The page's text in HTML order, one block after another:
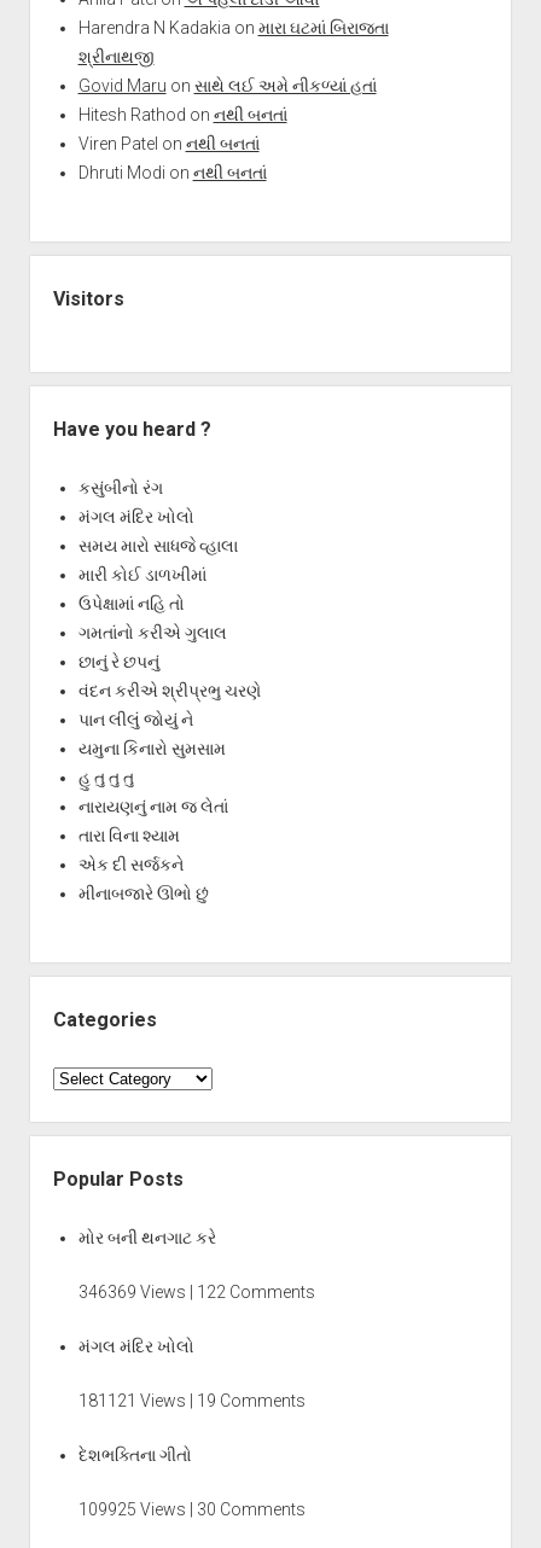
Harendra N Kadakia on મારા ઘટમાં બિરાજતા
શ્રીનાથજી
Govid Maru on સાથે લઈ અમે નીકળ્યાં હતાં
Hitesh Rathod on નથી બનતાં
Viren Patel on નથી બનતાં
Dhruti Modi on નથી બનતાં
Visitors
Have you heard ?
કસુંબીનો રંગ
મંગલ મંદિર ખોલો
સમય મારો સાધજે વ્હાલા
મારી કોઈ ડાળખીમાં
ઉપેક્ષામાં નહિ તો
ગમતાંનો કરીએ ગુલાલ
છાનું રે છપનું
વંદન કરીએ શ્રીપ્રભુ ચરણે
પાન લીલું જોયું ને
યમુના કિનારો સુમસામ
હુ તુ તુ તુ
નારાયણનું નામ જ લેતાં
તારા વિના શ્યામ
એક દી સર્જકને
મીનાબજારે ઊભો છું
Categories
Categories
Popular Posts
મોર બની થનગાટ કરે
346369 Views | 122 Comments
મંગલ મંદિર ખોલો
181121 Views | 19 Comments
દેશભક્તિના ગીતો
109925 Views | 30 Comments